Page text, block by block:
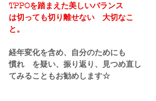
TPPOを踏まえた美しいバランス
は切っても切り離せない　大切なこ
と。
経年変化を含め、自分のためにも
慣れ　を疑い、振り返り、見つめ直し
てみることもお勧めします☆